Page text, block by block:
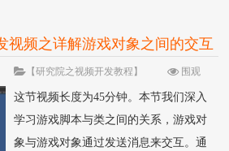
视频之详解游戏对象之间的交互
【研究院之视频开发教程】
围观
条评论
这节视频长度为45分钟。本节我们深入
学习游戏脚本与类之间的关系，游戏对
象与游戏对象通过发送消息来交互。通